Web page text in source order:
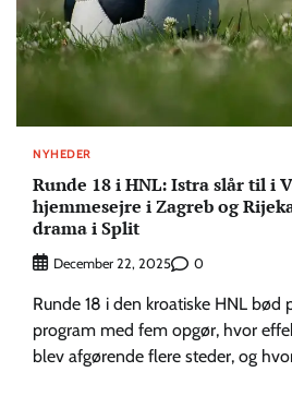
NYHEDER
Runde 18 i HNL: Istra slår til i
hjemmesejre i Zagreb og
drama i Split
December 22, 2025 0
Runde 18 i den kroatiske HNL bød
program med fem opgør, hvor
blev afgørende flere steder, og